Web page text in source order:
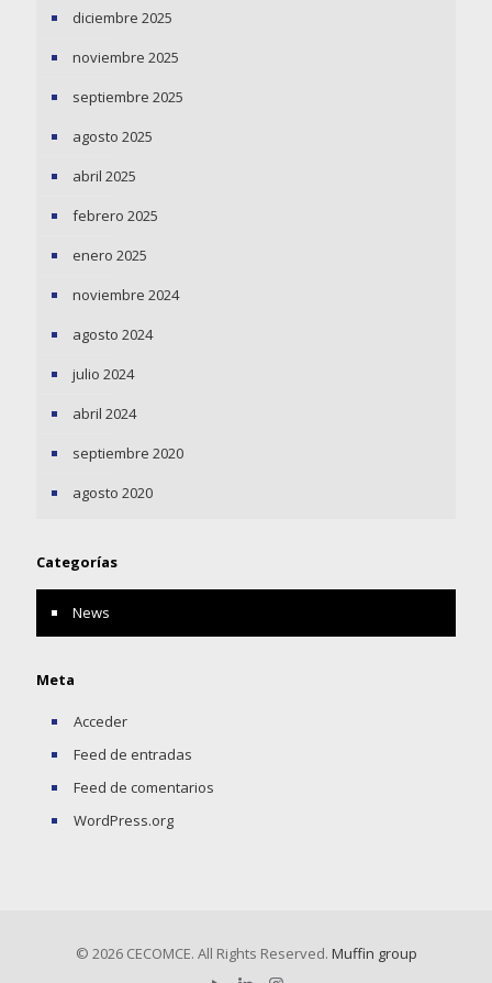
diciembre 2025
noviembre 2025
septiembre 2025
agosto 2025
abril 2025
febrero 2025
enero 2025
noviembre 2024
agosto 2024
julio 2024
abril 2024
septiembre 2020
agosto 2020
Categorías
News
Meta
Acceder
Feed de entradas
Feed de comentarios
WordPress.org
© 2026 CECOMCE. All Rights Reserved. Muffin group